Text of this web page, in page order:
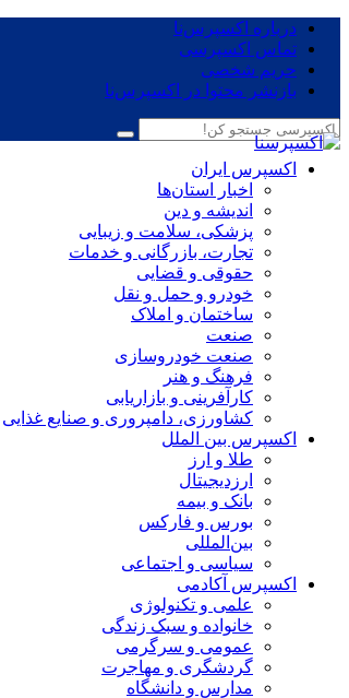
درباره اکسپرس‌نا
تماس اکسپرسی
حریم شخصی
بازنشر محتوا در اکسپرس‌نا
اکسپرس ایران
اخبار استان‌ها
اندیشه و دین
پزشکی، سلامت و زیبایی
تجارت، بازرگانی و خدمات
حقوقی و قضایی
خودرو و حمل و نقل
ساختمان و املاک
صنعت
صنعت خودروسازی
فرهنگ و هنر
کارآفرینی و بازاریابی
کشاورزی، دامپروری و صنایع غذایی
اکسپرس بین الملل
طلا و ارز
ارزدیجیتال
بانک و بیمه
بورس و فارکس
بین‌المللی
سیاسی و اجتماعی
اکسپرس آکادمی
علمی و تکنولوژی
خانواده و سبک زندگی
عمومی و سرگرمی
گردشگری و مهاجرت
مدارس و دانشگاه